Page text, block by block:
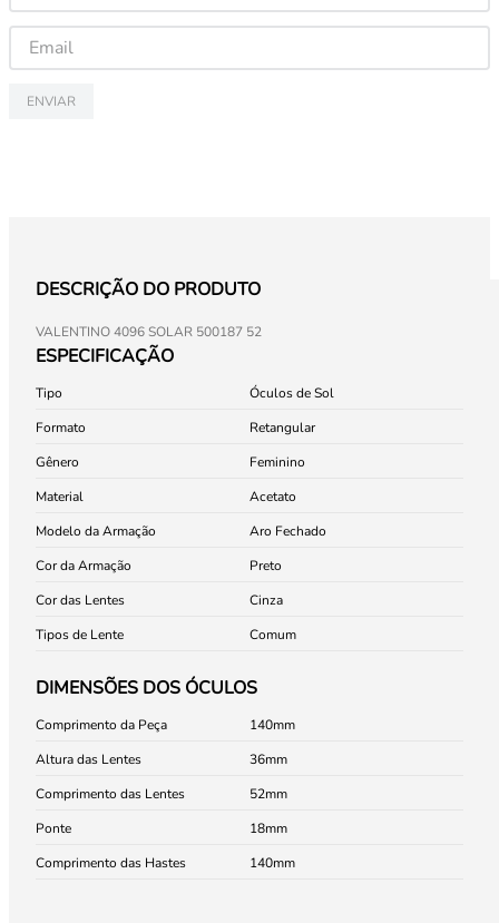
ENVIAR
DESCRIÇÃO DO PRODUTO
VALENTINO 4096 SOLAR 500187 52
ESPECIFICAÇÃO
Tipo
Óculos de Sol
Formato
Retangular
Gênero
Feminino
Material
Acetato
Modelo da Armação
Aro Fechado
Cor da Armação
Preto
Cor das Lentes
Cinza
Tipos de Lente
Comum
DIMENSÕES DOS ÓCULOS
Comprimento da Peça
140
Altura das Lentes
36
Comprimento das Lentes
52
Ponte
18
Comprimento das Hastes
140